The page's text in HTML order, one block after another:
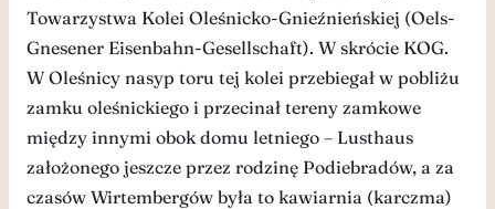
Towarzystwa Kolei Oleśnicko-Gnieźnieńskiej (Oels-
Gnesener Eisenbahn-Gesellschaft). W skrócie KOG.
W Oleśnicy nasyp toru tej kolei przebiegał w pobliżu
zamku oleśnickiego i przecinał tereny zamkowe
między innymi obok domu letniego – Lusthaus
założonego jeszcze przez rodzinę Podiebradów, a za
czasów Wirtembergów była to kawiarnia (karczma)